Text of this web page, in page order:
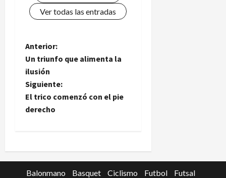
Ver todas las entradas
N
a
v
e
a
Anterior:
Un triunfo que alimenta la
ilusión
Siguiente:
El trico comenzó con el pie
derecho
Balonmano Basquet Ciclismo Futbol Futsal